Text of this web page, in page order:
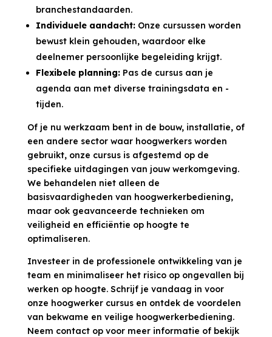
branchestandaarden.
Individuele aandacht:Onze cursussen worden
bewust klein gehouden, waardoor elke
deelnemer persoonlijke begeleiding krijgt.
Flexibele planning:Pas de cursus aan je
agenda aan met diverse trainingsdata en -
tijden.
Of je nu werkzaam bent in de bouw, installatie, of
een andere sector waar hoogwerkers worden
gebruikt, onze cursus is afgestemd op de
specifieke uitdagingen van jouw werkomgeving.
We behandelen niet alleen de
basisvaardigheden van hoogwerkerbediening,
maar ook geavanceerde technieken om
veiligheid en efficiëntie op hoogte te
optimaliseren.
Investeer in de professionele ontwikkeling van je
team en minimaliseer het risico op ongevallen bij
werken op hoogte. Schrijf je vandaag in voor
onze hoogwerker cursus en ontdek de voordelen
van bekwame en veilige hoogwerkerbediening.
Neem contact op voor meer informatie of bekijk